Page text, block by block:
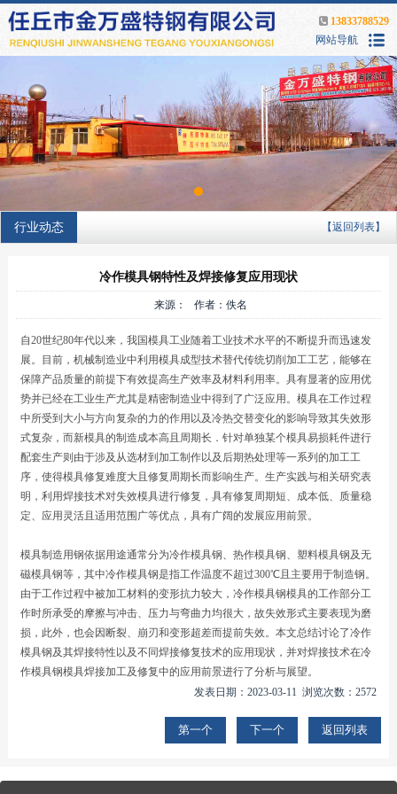
13833788529
网站导航
行业动态 【返回列表】
冷作模具钢特性及焊接修复应用现状
来源： 作者：佚名
自20世纪80年代以来，我国模具工业随着工业技术水平的不断提升而迅速发
展。目前，机械制造业中利用模具成型技术替代传统切削加工工艺，能够在
保障产品质量的前提下有效提高生产效率及材料利用率。具有显著的应用优
势并已经在工业生产尤其是精密制造业中得到了广泛应用。模具在工作过程
中所受到大小与方向复杂的力的作用以及冷热交替变化的影响导致其失效形
式复杂，而新模具的制造成本高且周期长．针对单独某个模具易损耗件进行
配套生产则由于涉及从选材到加工制作以及后期热处理等一系列的加工工
序，使得模具修复难度大且修复周期长而影响生产。生产实践与相关研究表
明，利用焊接技术对失效模具进行修复，具有修复周期短、成本低、质量稳
定、应用灵活且适用范围广等优点，具有广阔的发展应用前景。
模具制造用钢依据用途通常分为冷作模具钢、热作模具钢、塑料模具钢及无
磁模具钢等，其中冷作模具钢是指工作温度不超过300℃且主要用于制造钢。
由于工作过程中被加工材料的变形抗力较大，冷作模具钢模具的工作部分工
作时所承受的摩擦与冲击、压力与弯曲力均很大，故失效形式主要表现为磨
损，此外，也会因断裂、崩刃和变形超差而提前失效。本文总结讨论了冷作
模具钢及其焊接特性以及不同焊接修复技术的应用现状，并对焊接技术在冷
作模具钢模具焊接加工及修复中的应用前景进行了分析与展望。
发表日期：2023-03-11 浏览次数：2572
第一个 下一个 返回列表